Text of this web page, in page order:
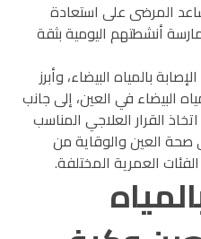
المرضى على استعادة
أنشطتهم اليومية بثقة
بالمياه البيضاء، وأبرز
البيضاء في العين، إلى جانب
القرار العلاجي المناسب
صحة العين والوقاية من
العمرية المختلفة.